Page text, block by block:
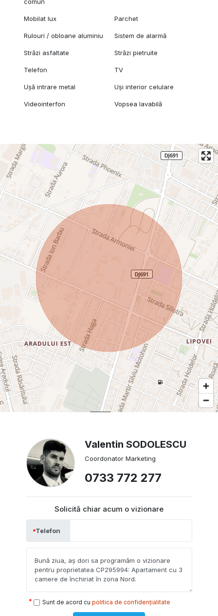
comun
Mobilat lux Parchet
Rulouri / obloane aluminiu Sistem de alarmă
Străzi asfaltate Străzi pietruite
Telefon TV
Ușă intrare metal Uși interior celulare
Videointerfon Vopsea lavabilă
Valentin SODOLESCU
Coordonator Marketing
0733 772 277
Solicită chiar acum o vizionare
Telefon
Sunt de acord cu politica de confidențialitate